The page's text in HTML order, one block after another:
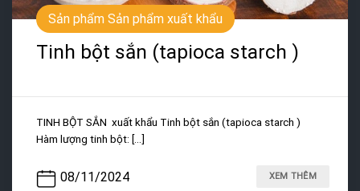
Sản phẩm Sản phẩm xuất khẩu
Tinh bột sắn (tapioca starch )
08/11/2024
TINH BỘT SẮN xuất khẩu Tinh bột sắn (tapioca starch )
Hàm lượng tinh bột: [...]
XEM THÊM